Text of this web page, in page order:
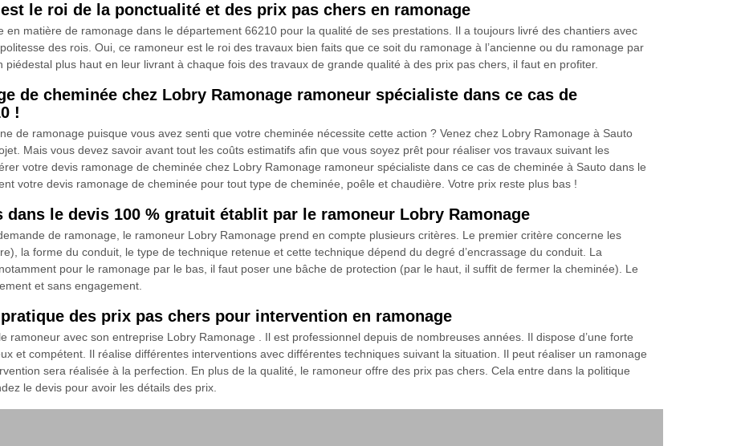
le roi de la ponctualité et des prix pas chers en ramonage
matière de ramonage dans le département 66210 pour la qualité de ses prestations. Il a toujours livré des chantiers avec
des rois. Oui, ce ramoneur est le roi des travaux bien faits que ce soit du ramonage à l’ancienne ou du ramonage par
plus haut en leur livrant à chaque fois des travaux de grande qualité à des prix pas chers, il faut en profiter.
de cheminée chez Lobry Ramonage ramoneur spécialiste dans ce cas de
!
de ramonage puisque vous avez senti que votre cheminée nécessite cette action ? Venez chez Lobry Ramonage à Sauto
Mais vous devez savoir avant tout les coûts estimatifs afin que vous soyez prêt pour réaliser vos travaux suivant les
votre devis ramonage de cheminée chez Lobry Ramonage ramoneur spécialiste dans ce cas de cheminée à Sauto dans le
votre devis ramonage de cheminée pour tout type de cheminée, poêle et chaudière. Votre prix reste plus bas !
le devis 100 % gratuit établit par le ramoneur Lobry Ramonage
de ramonage, le ramoneur Lobry Ramonage prend en compte plusieurs critères. Le premier critère concerne les
la forme du conduit, le type de technique retenue et cette technique dépend du degré d’encrassage du conduit. La
pour le ramonage par le bas, il faut poser une bâche de protection (par le haut, il suffit de fermer la cheminée). Le
et sans engagement.
des prix pas chers pour intervention en ramonage
ramoneur avec son entreprise Lobry Ramonage . Il est professionnel depuis de nombreuses années. Il dispose d’une forte
et compétent. Il réalise différentes interventions avec différentes techniques suivant la situation. Il peut réaliser un ramonage
sera réalisée à la perfection. En plus de la qualité, le ramoneur offre des prix pas chers. Cela entre dans la politique
le devis pour avoir les détails des prix.